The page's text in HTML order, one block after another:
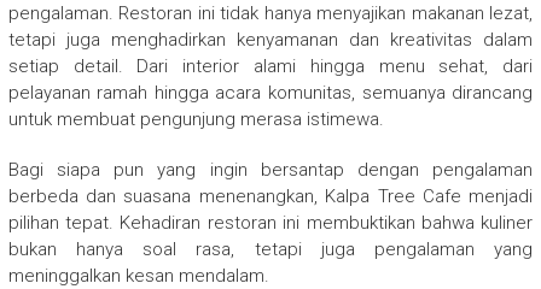
pengalaman. Restoran ini tidak hanya menyajikan makanan lezat,
tetapi juga menghadirkan kenyamanan dan kreativitas dalam
setiap detail. Dari interior alami hingga menu sehat, dari
pelayanan ramah hingga acara komunitas, semuanya dirancang
untuk membuat pengunjung merasa istimewa.
Bagi siapa pun yang ingin bersantap dengan pengalaman
berbeda dan suasana menenangkan, Kalpa Tree Cafe menjadi
pilihan tepat. Kehadiran restoran ini membuktikan bahwa kuliner
bukan hanya soal rasa, tetapi juga pengalaman yang
meninggalkan kesan mendalam.